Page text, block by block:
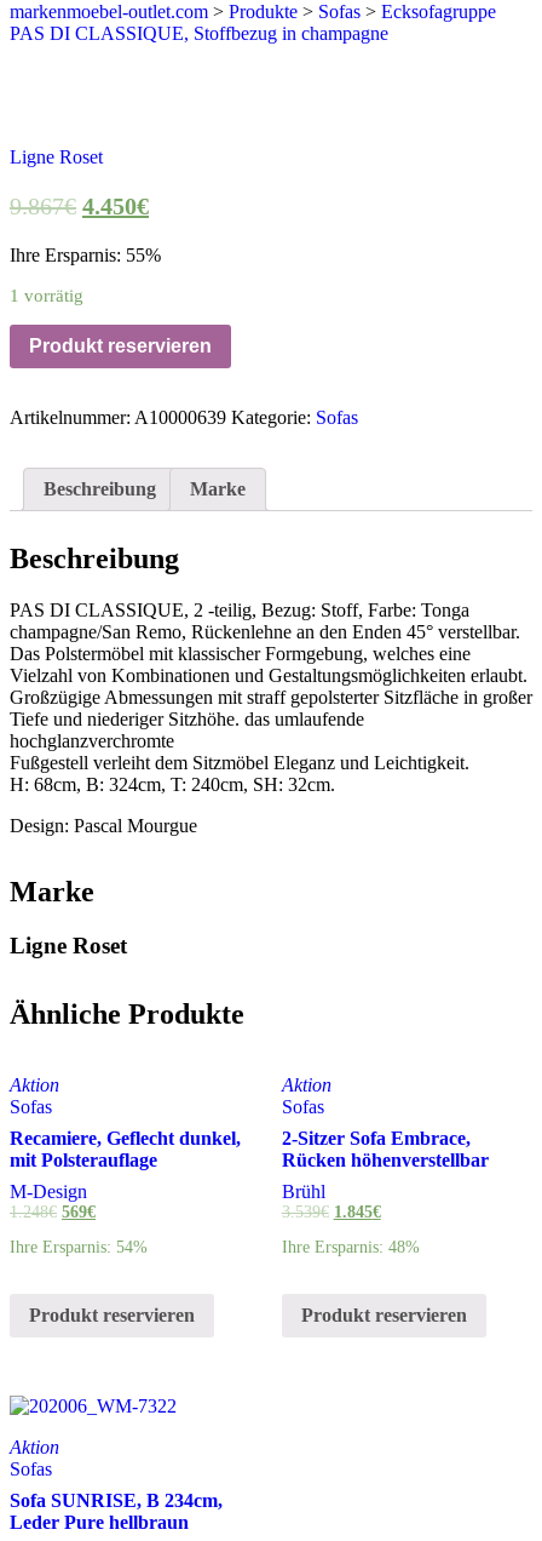
markenmoebel-outlet.com > Produkte > Sofas > Ecksofagruppe
PAS DI CLASSIQUE, Stoffbezug in champagne
Ligne Roset
9.867€ 4.450€
Ihre Ersparnis: 55%
1 vorrätig
Produkt reservieren
Artikelnummer: A10000639 Kategorie: Sofas
Beschreibung Marke
Beschreibung
PAS DI CLASSIQUE, 2 -teilig, Bezug: Stoff, Farbe: Tonga
champagne/San Remo, Rückenlehne an den Enden 45° verstellbar.
Das Polstermöbel mit klassischer Formgebung, welches eine
Vielzahl von Kombinationen und Gestaltungsmöglichkeiten erlaubt.
Großzügige Abmessungen mit straff gepolsterter Sitzfläche in großer
Tiefe und niederiger Sitzhöhe. das umlaufende
hochglanzverchromte
Fußgestell verleiht dem Sitzmöbel Eleganz und Leichtigkeit.
H: 68cm, B: 324cm, T: 240cm, SH: 32cm.
Design: Pascal Mourgue
Marke
Ligne Roset
Ähnliche Produkte
Aktion
Sofas
Recamiere, Geflecht dunkel,
mit Polsterauflage
M-Design
1.248€ 569€
Ihre Ersparnis: 54%
Produkt reservieren
Aktion
Sofas
2-Sitzer Sofa Embrace,
Rücken höhenverstellbar
Brühl
3.539€ 1.845€
Ihre Ersparnis: 48%
Produkt reservieren
Aktion
Sofas
Sofa SUNRISE, B 234cm,
Leder Pure hellbraun